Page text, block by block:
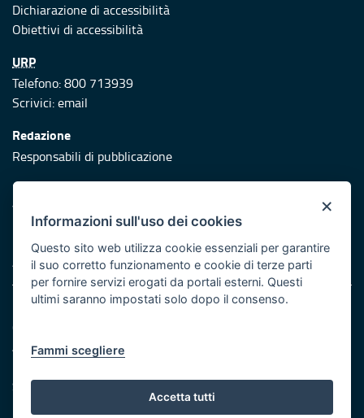
Dichiarazione di accessibilità
Obiettivi di accessibilità
URP
Telefono: 800 713939
Scrivici:email
Redazione
Responsabili di pubblicazione
Protezione civile
Vai al sito di Protezione Civile Puglia
Iniziativa finanziata con risorse del POR Puglia 2014/2020 -
Asse XI
Note legali
Cookie e privacy
Atti di notifica
Servizi Intranet
×
Informazioni sull'uso dei cookies
Questo sito web utilizza cookie essenziali per garantire
il suo corretto funzionamento e cookie di terze parti
per fornire servizi erogati da portali esterni. Questi
ultimi saranno impostati solo dopo il consenso.
Fammi scegliere
Accetta tutti